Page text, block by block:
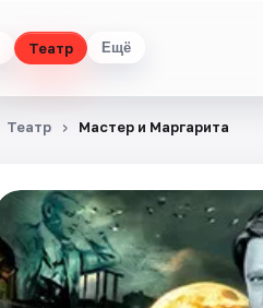
Театр Ещё
Театр Мастер и Маргарита